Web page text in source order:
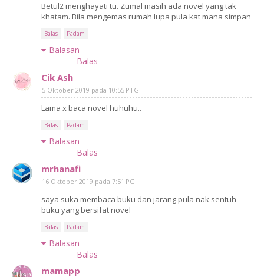
Betul2 menghayati tu. Zumal masih ada novel yang tak
khatam. Bila mengemas rumah lupa pula kat mana simpan
Balas Padam
Balasan
Balas
Cik Ash
5 Oktober 2019 pada 10:55 PTG
Lama x baca novel huhuhu..
Balas Padam
Balasan
Balas
mrhanafi
16 Oktober 2019 pada 7:51 PG
saya suka membaca buku dan jarang pula nak sentuh
buku yang bersifat novel
Balas Padam
Balasan
Balas
mamapp